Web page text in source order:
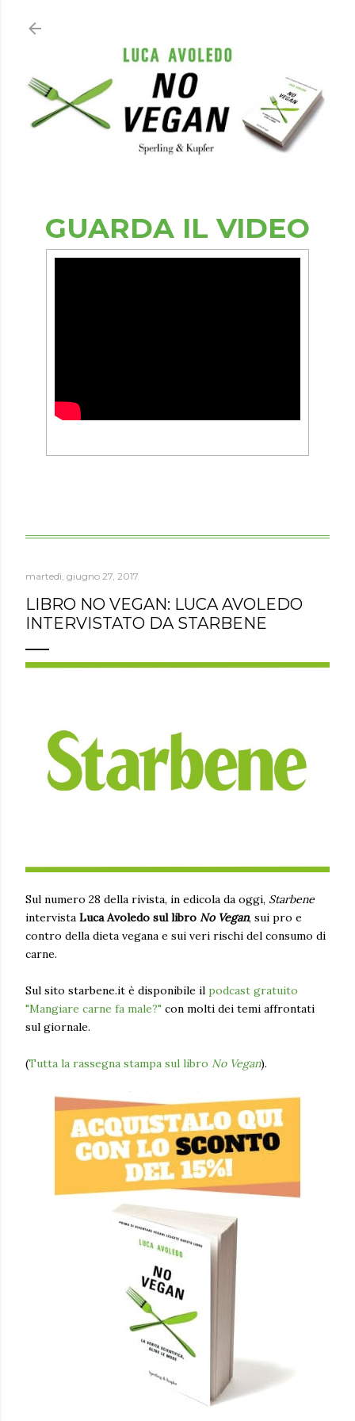
Passa ai contenuti principali
GUARDA IL VIDEO
martedì, giugno 27, 2017
LIBRO NO VEGAN: LUCA AVOLEDO
INTERVISTATO DA STARBENE
Sul numero 28 della rivista, in edicola da oggi, Starbene
intervista Luca Avoledo sul libro No Vegan, sui pro e
contro della dieta vegana e sui veri rischi del consumo di
carne.
Sul sito starbene.it è disponibile il podcast gratuito
"Mangiare carne fa male?" con molti dei temi affrontati
sul giornale.
(Tutta la rassegna stampa sul libro No Vegan).